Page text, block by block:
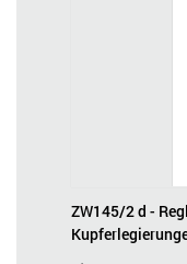
ZW145/2 d -